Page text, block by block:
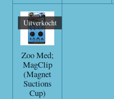
Uitverkocht
Zoo Med;
MagClip
(Magnet
Suctions
Cup)